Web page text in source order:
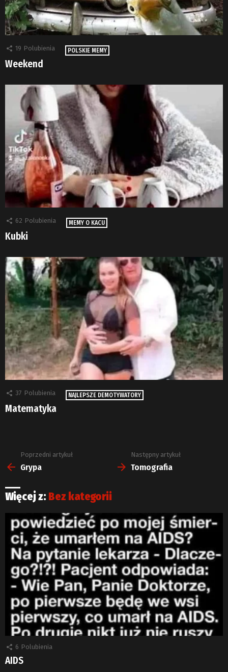
19 Polubienia POLSKIE MEMY
Weekend
62 Polubienia MEMY O KACU
Kubki
37 Polubienia NAJLEPSZE DEMOTYWATORY
Matematyka
Zobacz
więcej
Poprzedni artykuł
Grypa
Następny artykuł
Tomografia
Więcej z: Bez kategorii
6 Polubienia
AIDS